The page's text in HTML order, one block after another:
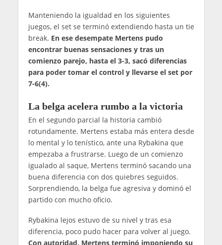
Manteniendo la igualdad en los siguientes
juegos, el set se terminó extendiendo hasta un tie
break. En ese desempate Mertens pudo
encontrar buenas sensaciones y tras un
comienzo parejo, hasta el 3-3, sacó diferencias
para poder tomar el control y llevarse el set por
7-6(4).
La belga acelera rumbo a la victoria
En el segundo parcial la historia cambió
rotundamente. Mertens estaba más entera desde
lo mental y lo tenístico, ante una Rybakina que
empezaba a frustrarse. Luego de un comienzo
igualado al saque, Mertens terminó sacando una
buena diferencia con dos quiebres seguidos.
Sorprendiendo, la belga fue agresiva y dominó el
partido con mucho oficio.
Rybakina lejos estuvo de su nivel y tras esa
diferencia, poco pudo hacer para volver al juego.
Con autoridad, Mertens terminó imponiendo su